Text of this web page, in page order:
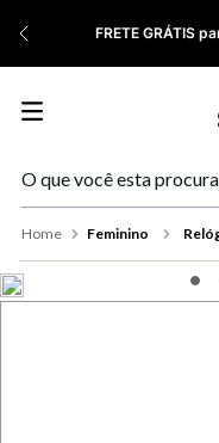
FRETE GRÁTIS
Feminino
9º